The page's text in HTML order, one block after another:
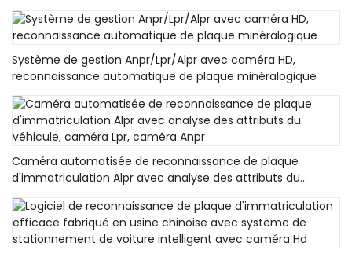
Système de gestion Anpr/Lpr/Alpr avec caméra HD,
reconnaissance automatique de plaque minéralogique
Caméra automatisée de reconnaissance de plaque
d'immatriculation Alpr avec analyse des attributs du
véhicule, caméra Lpr, caméra Anpr